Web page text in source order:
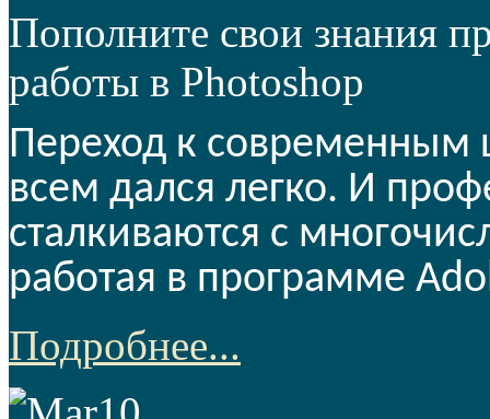
Пополните свои знания
работы в Photoshop
Переход к современным
всем дался легко. И
сталкиваются с
работая в программе
Подробнее...